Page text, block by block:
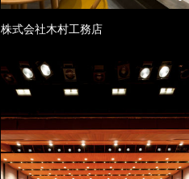
株式会社木村工務店